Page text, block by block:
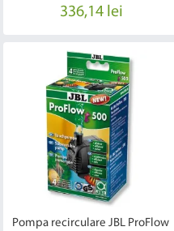
336,14 lei
Pompa recirculare JBL ProFlow